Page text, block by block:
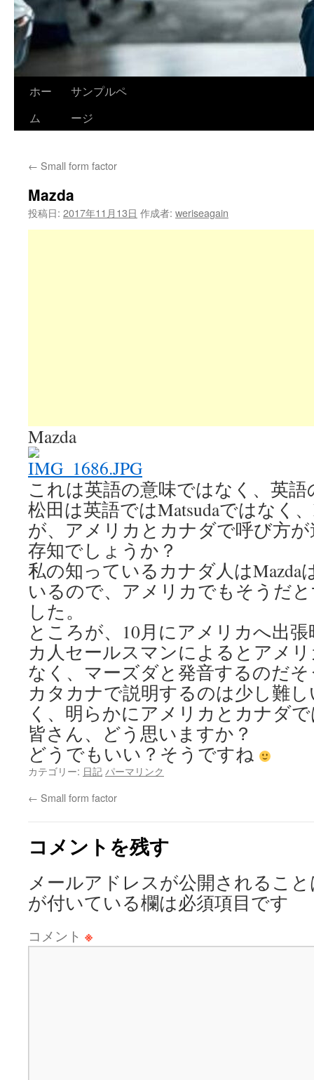
ホー
ム
サンプルペ
ージ
← Small form factor
Mazda
投稿日: 2017年11月13日 作成者: weriseagain
Mazda
これは英語の意味ではなく、英
松田は英語ではMatsudaではなく
が、アメリカとカナダで呼び方
存知でしょうか？
私の知っているカナダ人はMazda
いるので、アメリカでもそうだ
した。
ところが、10月にアメリカへ出
カ人セールスマンによるとアメ
なく、マーズダと発音するのだ
カタカナで説明するのは少し難
く、明らかにアメリカとカナダ
皆さん、どう思いますか？
どうでもいい？そうですね
カテゴリー: 日記 パーマリンク
← Small form factor
コメントを残す
メールアドレスが公開されるこ
が付いている欄は必須項目です
コメント ※